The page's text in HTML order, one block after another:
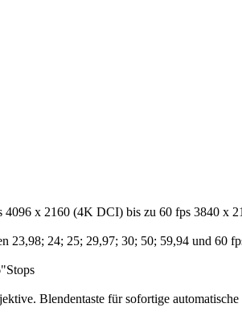
x 2160 (4K DCI) bis zu 60 fps 3840 x
23,98; 24; 25; 29,97; 30; 50; 59,94 und 60
Blendentaste für sofortige